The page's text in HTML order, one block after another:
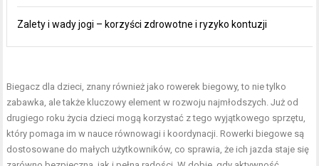
Zalety i wady jogi – korzyści zdrowotne i ryzyko kontuzji
Biegacz dla dzieci, znany również jako rowerek biegowy, to nie tylko
zabawka, ale także kluczowy element w rozwoju najmłodszych. Już od
drugiego roku życia dzieci mogą korzystać z tego wyjątkowego sprzętu,
który pomaga im w nauce równowagi i koordynacji. Rowerki biegowe są
dostosowane do małych użytkowników, co sprawia, że ich jazda staje się